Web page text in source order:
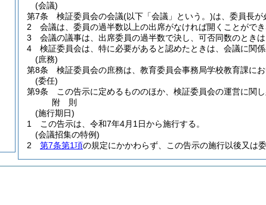
(会議)
第7条
検証委員会の会議(以下「会議」という。)は、委員長が
2
会議は、委員の過半数以上の出席がなければ開くことができ
3
会議の議事は、出席委員の過半数で決し、可否同数のとき
4
検証委員会は、特に必要があると認めたときは、会議に関
(庶務)
第8条
検証委員会の庶務は、教育委員会事務局学校教育課にお
(委任)
第9条
この告示に定めるもののほか、検証委員会の運営に関
附 則
(施行期日)
1
この告示は、令和7年4月1日から施行する。
(会議招集の特例)
2
第7条第1項の規定にかかわらず、この告示の施行以後又は